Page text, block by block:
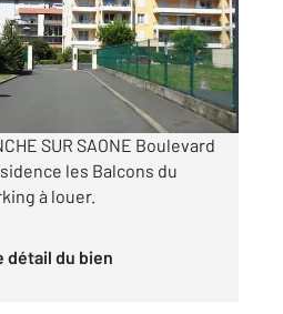
SUR SAONE Boulevard
les Balcons du
à louer.
détail du bien